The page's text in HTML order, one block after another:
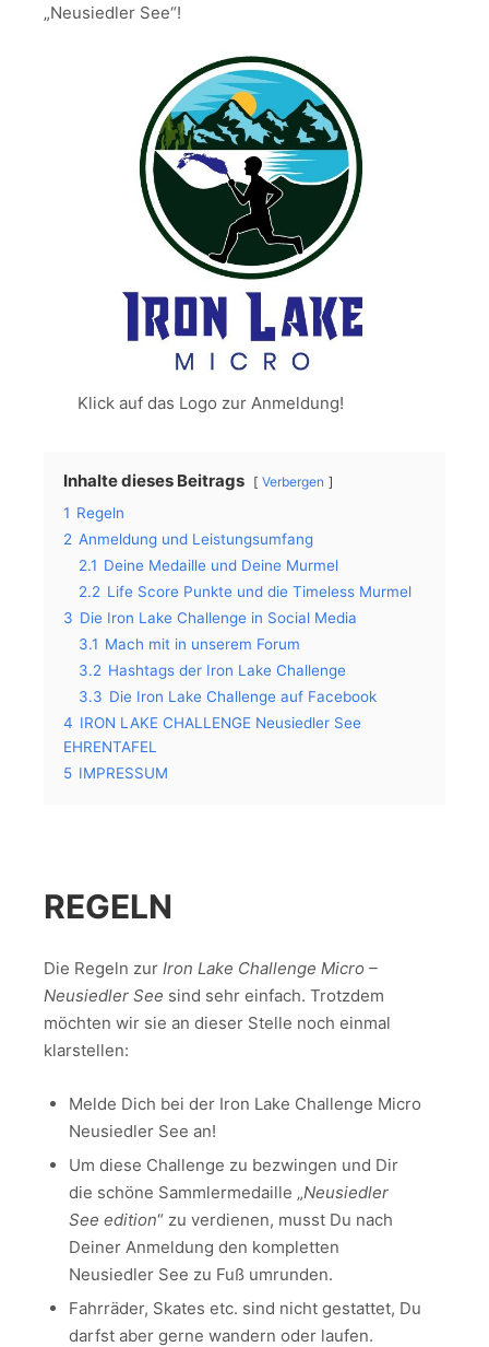
„Neusiedler See“!
Klick auf das Logo zur Anmeldung!
Inhalte dieses Beitrags Verbergen
1 Regeln
2 Anmeldung und Leistungsumfang
2.1 Deine Medaille und Deine Murmel
2.2 Life Score Punkte und die Timeless Murmel
3 Die Iron Lake Challenge in Social Media
3.1 Mach mit in unserem Forum
3.2 Hashtags der Iron Lake Challenge
3.3 Die Iron Lake Challenge auf Facebook
4 IRON LAKE CHALLENGE Neusiedler See
EHRENTAFEL
5 IMPRESSUM
REGELN
Die Regeln zur Iron Lake Challenge Micro –
Neusiedler See sind sehr einfach. Trotzdem
möchten wir sie an dieser Stelle noch einmal
klarstellen:
Melde Dich bei der Iron Lake Challenge Micro
Neusiedler See an!
Um diese Challenge zu bezwingen und Dir
die schöne Sammlermedaille „Neusiedler
See edition“ zu verdienen, musst Du nach
Deiner Anmeldung den kompletten
Neusiedler See zu Fuß umrunden.
Fahrräder, Skates etc. sind nicht gestattet, Du
darfst aber gerne wandern oder laufen.